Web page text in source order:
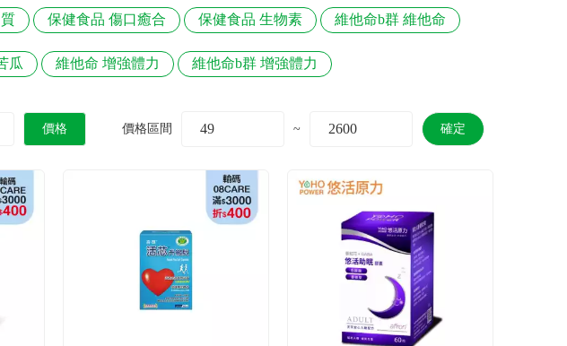
保健食品 傷口癒合 保健食品 生物素 維他命b群 維他命
瓜 維他命 增強體力 維他命b群 增強體力
價格 價格區間 ~ 確定